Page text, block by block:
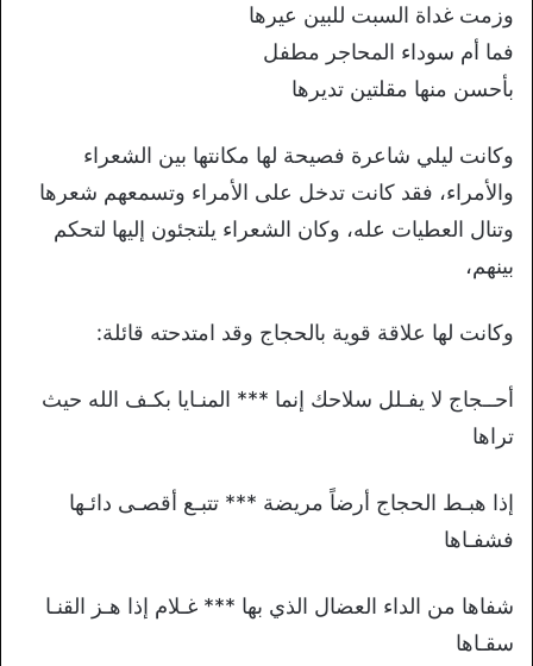
وزمت غداة السبت للبين عيرها
فما أم سوداء المحاجر مطفل
بأحسن منها مقلتين تديرها
وكانت ليلي شاعرة فصيحة لها مكانتها بين الشعراء
والأمراء، فقد كانت تدخل على الأمراء وتسمعهم شعرها
وتنال العطيات عله، وكان الشعراء يلتجئون إليها لتحكم
بينهم،
وكانت لها علاقة قوية بالحجاج وقد امتدحته قائلة:
أحــجاج لا يفـلل سلاحك إنما *** المنـايا بكـف الله حيث
تراها
إذا هبـط الحجاج أرضاً مريضة *** تتبـع أقصـى دائـها
فشفـاها
شفاها من الداء العضال الذي بها *** غـلام إذا هـز القنـا
سقـاها